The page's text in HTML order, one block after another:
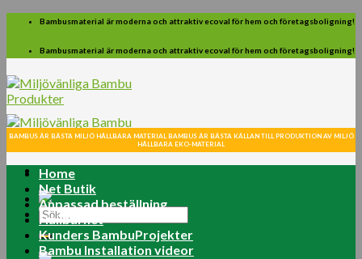
Skip
content
Bambusmaterial är moderna och attraktiv ecoval för hem och företagsboligning!
Bambusmaterial är moderna och attraktiv ecoval för hem och företagsboligning!
Sök
efter:
BAMBUS ÄR BÄSTA MILJÖ HÅLLBARA MATERIAL BAMBUS ÄR BÄSTA KÄLLAN TILL PRODUKTION AV MILJÖ
HÅLLBARA EKO-MATERIAL
Home
Net Butik
Anpassad beställning
Hållbarhet
Kunders BambuProjekter
Bambu Installation videor